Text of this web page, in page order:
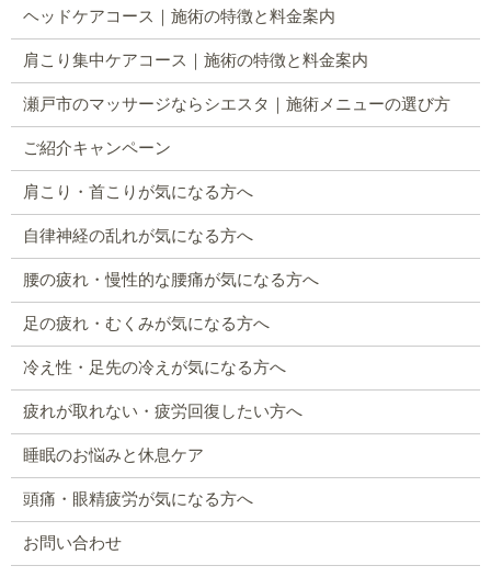
ヘッドケアコース｜施術の特徴と料金案内
肩こり集中ケアコース｜施術の特徴と料金案内
瀬戸市のマッサージならシエスタ｜施術メニューの選び方
ご紹介キャンペーン
肩こり・首こりが気になる方へ
自律神経の乱れが気になる方へ
腰の疲れ・慢性的な腰痛が気になる方へ
足の疲れ・むくみが気になる方へ
冷え性・足先の冷えが気になる方へ
疲れが取れない・疲労回復したい方へ
睡眠のお悩みと休息ケア
頭痛・眼精疲労が気になる方へ
お問い合わせ